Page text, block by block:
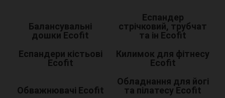
Балансувальні
дошки Ecofit
Еспандер
стрічковий, трубчат
та ін Ecofit
Еспандери кістьові
Ecofit
Килимок для фітнесу
Ecofit
Обважнювачі Ecofit
Обладнання для йогі
та пілатесу Ecofit